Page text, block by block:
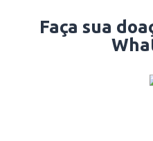
Faça sua